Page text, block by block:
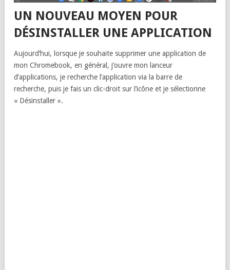
UN NOUVEAU MOYEN POUR
DÉSINSTALLER UNE APPLICATION
Aujourd’hui, lorsque je souhaite supprimer une application de
mon Chromebook, en général, j’ouvre mon lanceur
d’applications, je recherche l’application via la barre de
recherche, puis je fais un clic-droit sur l’icône et je sélectionne
« Désinstaller ».